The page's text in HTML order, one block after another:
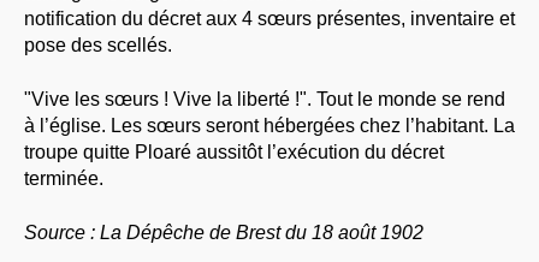
notification du décret aux 4 sœurs présentes, inventaire et
pose des scellés.
"Vive les sœurs ! Vive la liberté !". Tout le monde se rend
à l’église. Les sœurs seront hébergées chez l’habitant. La
troupe quitte Ploaré aussitôt l’exécution du décret
terminée.
Source : La Dépêche de Brest du 18 août 1902